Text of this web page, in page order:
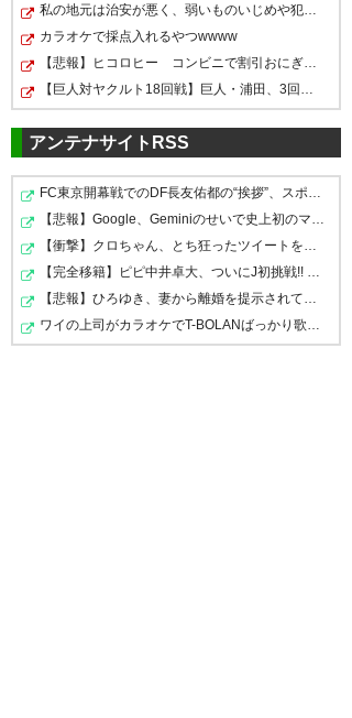
私の地元は治安が悪く、弱いものいじめや犯罪を楽しみな…
カラオケで採点入れるやつwwww
【悲報】ヒコロヒー コンビニで割引おにぎりは〝絶対買…
【巨人対ヤクルト18回戦】巨人・浦田、3回裏1アウト満塁…
アンテナサイトRSS
FC東京開幕戦でのDF長友佑都の“挨拶”、スポニチがネタバ…
【悲報】Google、Geminiのせいで史上初のマイナスキャッ…
【衝撃】クロちゃん、とち狂ったツイートをする←コレ言う…
【完全移籍】ピピ中井卓大、ついにJ初挑戦!! 今治完全移…
【悲報】ひろゆき、妻から離婚を提示されていたｗｗｗｗ
ワイの上司がカラオケでT-BOLANばっかり歌うんやが